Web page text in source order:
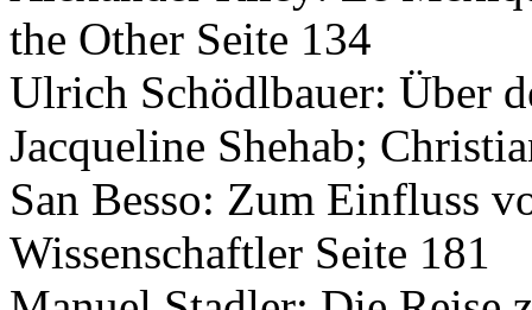
the Other Seite 134
Ulrich Schödlbauer: Über
Jacqueline Shehab;
San Besso: Zum Einfluss
Wissenschaftler Seite 181